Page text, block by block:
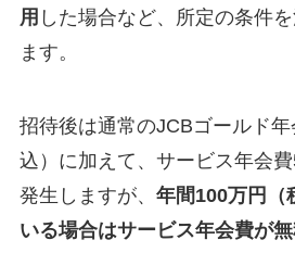
用 した場合など、所定の条件
ます。
招待後は通常のJCBゴールド
込）に加えて、サービス年会
発生しますが、 年間100万円（
いる場合はサービス年会費が